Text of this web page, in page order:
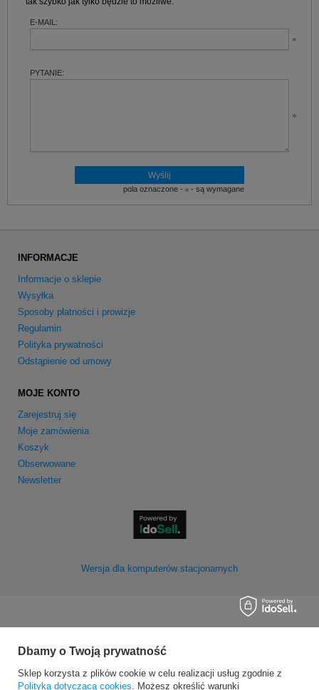
E-MAIL:
PYTANIE:
pola oznaczone - - są wymagane
INFORMACJE
Informacje o sklepie
Wysyłka
Sposoby płatności i prowizje
Regulamin
Polityka prywatności
Odstąpienie od umowy
MOJE KONTO
Zarejestruj się
Moje zamówienia
Koszyk
Obserwowane
Newsletter
Wersja dla komputerów stacjonarnych
Dbamy o Twoją prywatność
Sklep korzysta z plików cookie w celu realizacji usług zgodnie z
Polityką dotyczącą cookies. Możesz określić warunki